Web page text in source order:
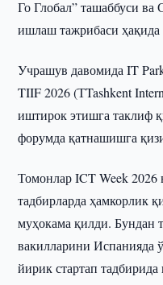
Го Глобал” ташаббуси ва
ишлаш тажрибаси
Учрашув давомида IT
TIIF 2026 (ТTashkent
иштирок этишга таклиф
форумда қатнашишга
Томонлар ICT Week 2026
тадбирларда ҳамкорлик
муҳокама қилди. Бундан
вакилларини Испанияда
йирик стартап